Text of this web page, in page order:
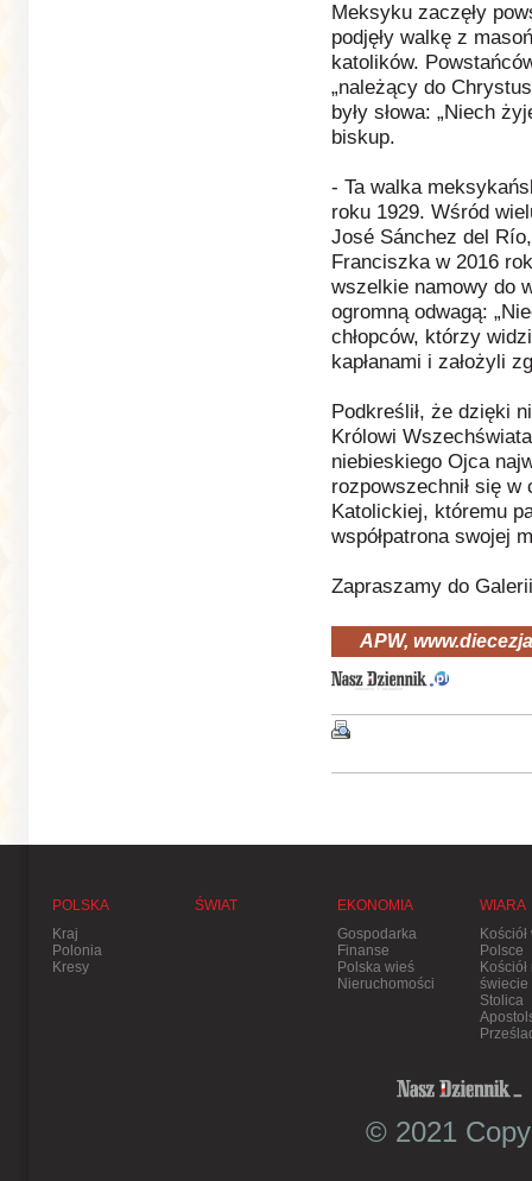
Meksyku zaczęły
podjęły walkę z
katolików.
„należący do
były słowa: „Niech
biskup.
- Ta walka
roku 1929. Wśród
José Sánchez del
Franciszka w 2016
wszelkie namowy do
ogromną odwagą:
chłopców, którzy
kapłanami i założyli
Podkreślił, że dzięki
Królowi
niebieskiego Ojca
rozpowszechnił się w
Katolickiej, któremu
współpatrona swojej
Zapraszamy do
APW,
POLSKA
Kraj
Polonia
Kresy
ŚWIAT
EKONOMIA
Gospodarka
Finanse
Polska wieś
Nieruchomości
WIARA
Kościół
Polsce
Kościół
świecie
Stolica
© 2021